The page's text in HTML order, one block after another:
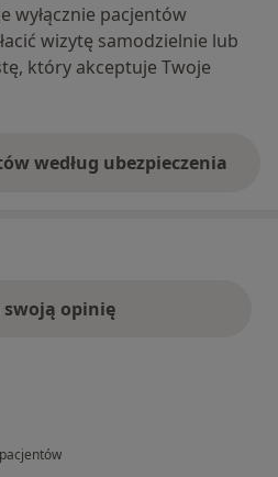
wyłącznie pacjentów
wizytę samodzielnie lub
który akceptuje Twoje
według ubezpieczenia
swoją opinię